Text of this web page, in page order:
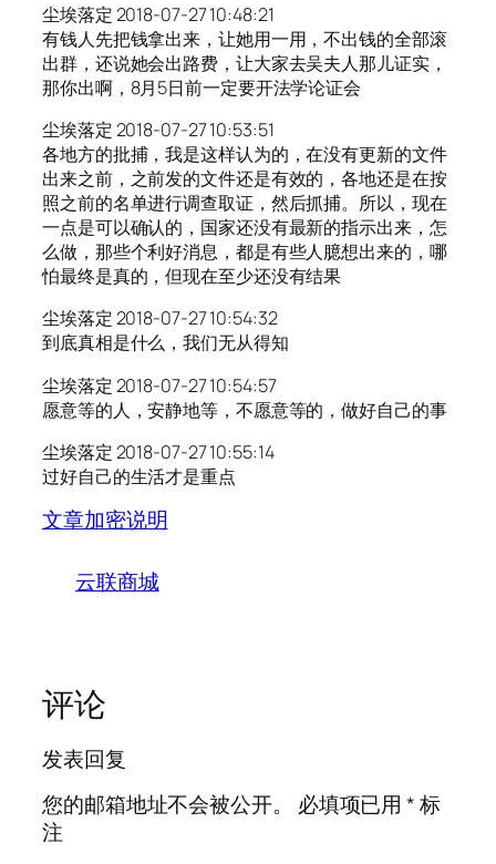
尘埃落定 2018-07-27 10:48:21
有钱人先把钱拿出来，让她用一用，不出钱的全部滚
出群，还说她会出路费，让大家去吴夫人那儿证实，
那你出啊，8月5日前一定要开法学论证会
尘埃落定 2018-07-27 10:53:51
各地方的批捕，我是这样认为的，在没有更新的文件
出来之前，之前发的文件还是有效的，各地还是在按
照之前的名单进行调查取证，然后抓捕。所以，现在
一点是可以确认的，国家还没有最新的指示出来，怎
么做，那些个利好消息，都是有些人臆想出来的，哪
怕最终是真的，但现在至少还没有结果
尘埃落定 2018-07-27 10:54:32
到底真相是什么，我们无从得知
尘埃落定 2018-07-27 10:54:57
愿意等的人，安静地等，不愿意等的，做好自己的事
尘埃落定 2018-07-27 10:55:14
过好自己的生活才是重点
文章加密说明
云联商城
评论
发表回复
您的邮箱地址不会被公开。
必填项已用*标
注